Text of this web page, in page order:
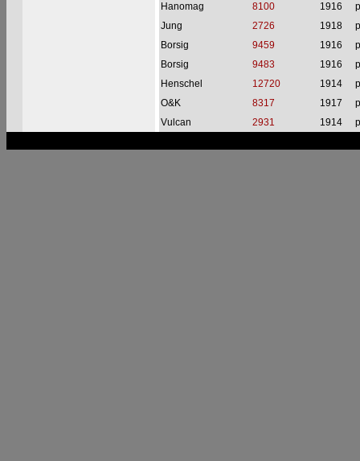
Hanomag 8100 1916
Jung
2726 1918
Borsig
9459 1916
Borsig
9483 1916
Henschel
12720 1914
O&K
8317 1917
Vulcan
2931 1914